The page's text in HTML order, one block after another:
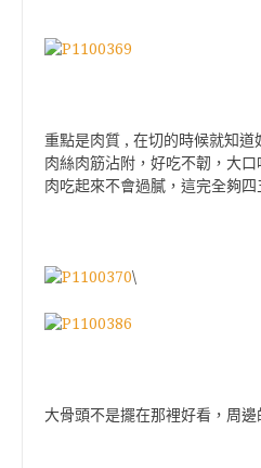
重點是肉質 , 在切的時候就知道
肉絲肉筋沾附，好吃不韌，大
肉吃起來不會過膩，這完全夠四
\
大骨頭不是擺在那裡好看，周